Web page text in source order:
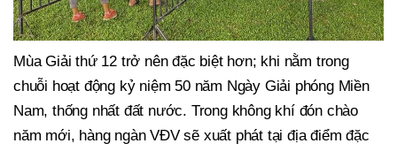
Mùa Giải thứ 12 trở nên đặc biệt hơn; khi nằm trong
chuỗi hoạt động kỷ niệm 50 năm Ngày Giải phóng Miền
Nam, thống nhất đất nước. Trong không khí đón chào
năm mới, hàng ngàn VĐV sẽ xuất phát tại địa điểm đặc